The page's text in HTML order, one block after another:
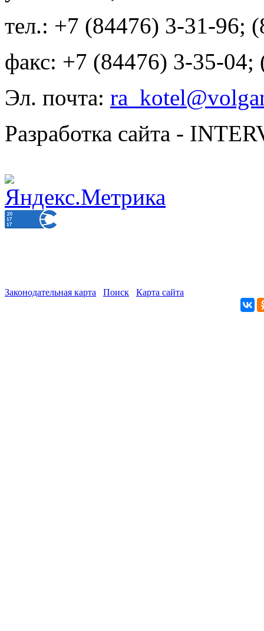
тел.: +7 (84476) 3-31-96;
факс: +7 (84476) 3-35-04;
Эл. почта:
Разработка сайта -
Законодательная карта Поиск Карта сайта